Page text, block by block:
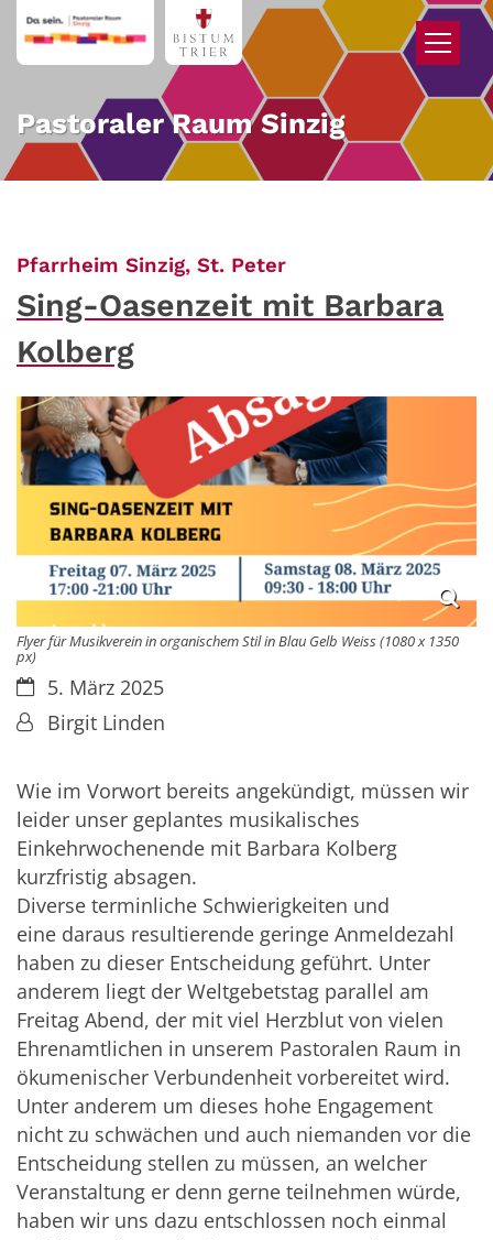
Zum Inhalt springen
Pastoraler Raum Sinzig
Pfarrheim Sinzig, St. Peter:
Sing-Oasenzeit mit Barbara
Kolberg
Flyer für Musikverein in organischem Stil in Blau Gelb Weiss (1080 x 1350
px)
Datum:5. März 2025
Von:Birgit Linden
Wie im Vorwort bereits angekündigt, müssen wir
leider unser geplantes musikalisches
Einkehrwochenende mit Barbara Kolberg
kurzfristig absagen.
Diverse terminliche Schwierigkeiten und
eine daraus resultierende geringe Anmeldezahl
haben zu dieser Entscheidung geführt. Unter
anderem liegt der Weltgebetstag parallel am
Freitag Abend, der mit viel Herzblut von vielen
Ehrenamtlichen in unserem Pastoralen Raum in
ökumenischer Verbundenheit vorbereitet wird.
Unter anderem um dieses hohe Engagement
nicht zu schwächen und auch niemanden vor die
Entscheidung stellen zu müssen, an welcher
Veranstaltung er denn gerne teilnehmen würde,
haben wir uns dazu entschlossen noch einmal